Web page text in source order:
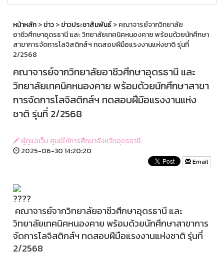
หน้าหลัก>ข่าว>ข่าวประชาสัมพันธ์> คณาจารย์จากวิทยาลัย
อาชีวศึกษาอุดรธานี และ วิทยาลัยเทคนิคหนองคาย พร้อมด้วยนักศึกษา
สาขาการจัดการโลจิสติกส์ฯ ทดสอบฝีมือแรงงานแห่งชาติ รุ่นที่
2/2568
คณาจารย์จากวิทยาลัยอาชีวศึกษาอุดรธานี และ
วิทยาลัยเทคนิคหนองคาย พร้อมด้วยนักศึกษาสาขา
การจัดการโลจิสติกส์ฯ ทดสอบฝีมือแรงงานแห่ง
ชาติ รุ่นที่ 2/2568
ผู้ดูแลเว็บ ศูนย์ให้การศึกษาจังหวัดอุดรธานี
2025-06-30 14:20:20
Email
คณาจารย์จากวิทยาลัยอาชีวศึกษาอุดรธานี และ
วิทยาลัยเทคนิคหนองคาย พร้อมด้วยนักศึกษาสาขาการ
จัดการโลจิสติกส์ฯ ทดสอบฝีมือแรงงานแห่งชาติ รุ่นที่
2/2568